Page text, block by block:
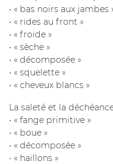
• « bas noirs aux jambes
• « rides au front »
• « froide »
• « sèche »
• « décomposée »
• « squelette »
• « cheveux blancs »
La saleté et la
• « fange primitive »
• « boue »
• « décomposée »
• « haillons »